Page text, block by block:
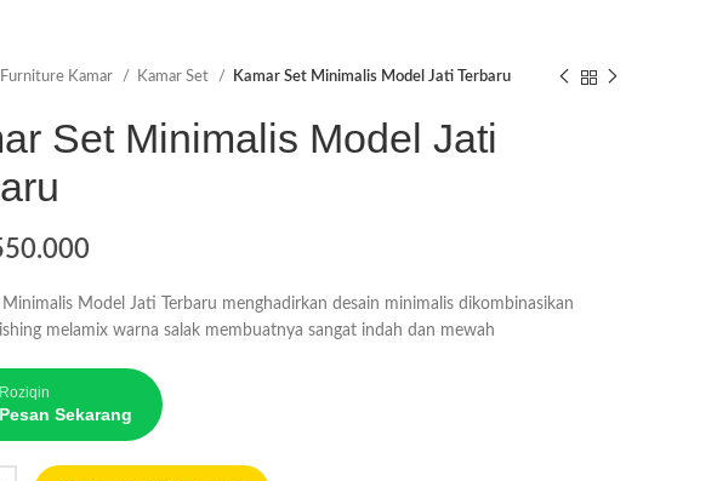
Furniture Kamar Kamar Set Kamar Set Minimalis Model Jati Terbaru
Set Minimalis Model Jati
Minimalis Model Jati Terbaru menghadirkan desain minimalis dikombinasikan
melamix warna salak membuatnya sangat indah dan mewah
Roziqin
Pesan Sekarang